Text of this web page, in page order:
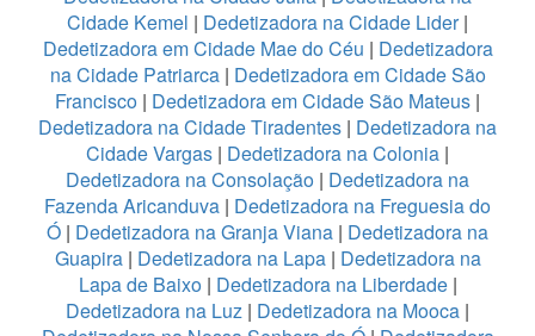
Cidade Kemel | Dedetizadora na Cidade Lider|
Dedetizadora em Cidade Mae do Céu | Dedetizadora
na Cidade Patriarca| Dedetizadora em Cidade São
Francisco | Dedetizadora em Cidade São Mateus |
Dedetizadora na Cidade Tiradentes | Dedetizadora na
Cidade Vargas | Dedetizadora na Colonia |
Dedetizadora na Consolação | Dedetizadora na
Fazenda Aricanduva | Dedetizadora na Freguesia do
Ó | Dedetizadora na Granja Viana | Dedetizadora na
Guapira| Dedetizadora na Lapa| Dedetizadora na
Lapa de Baixo | Dedetizadora na Liberdade |
Dedetizadora na Luz | Dedetizadora na Mooca |